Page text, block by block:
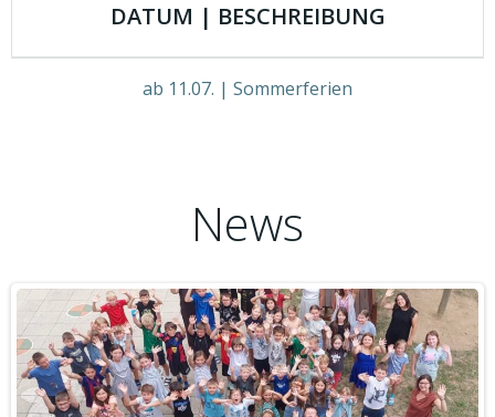
DATUM | BESCHREIBUNG
ab 11.07. | Sommerferien
News